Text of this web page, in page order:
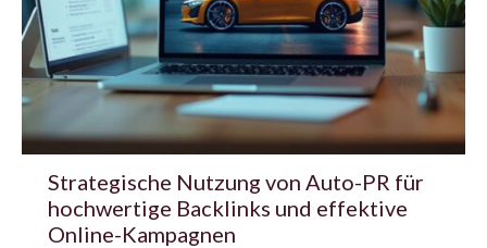
Strategische Nutzung von Auto-PR für
hochwertige Backlinks und effektive
Online-Kampagnen